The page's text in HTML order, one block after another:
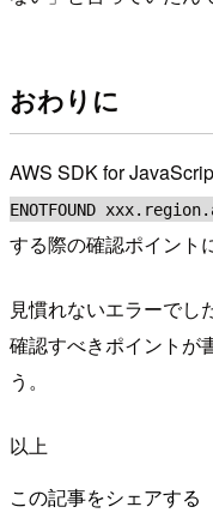
おわりに
AWS SDK for
ENOTFOUND
する際の確認ポイント
見慣れないエラーでし
確認すべきポイントが
う。
以上
この記事をシェアする